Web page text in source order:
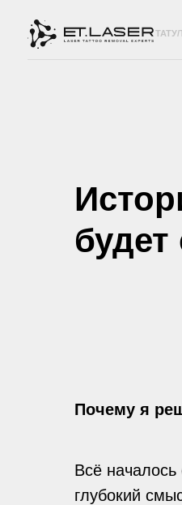
ТАТУ/
Почему я
Всё
глубокий